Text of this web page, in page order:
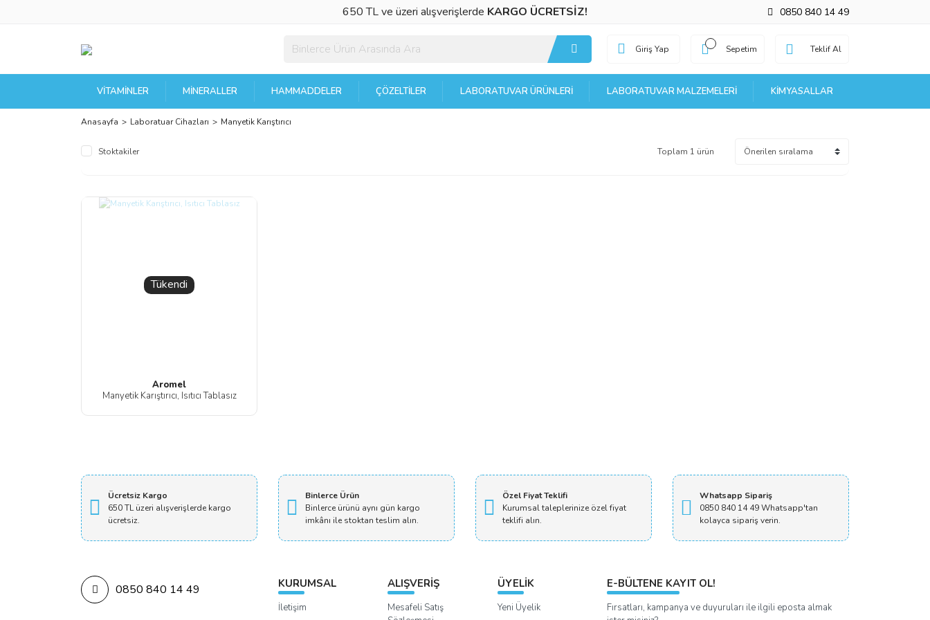
650 TL ve üzeri alışverişlerde KARGO ÜCRETSİZ! 0850 840 14 49
Giriş Yap Sepetim Teklif Al
VITAMINLER MINERALLER HAMMADDELER ÇÖZELTILER LABORATUVAR ÜRÜNLERI LABORATUVAR MALZEMELERI KIMYASALLAR
Anasayfa Laboratuar Cihazları Manyetik Karıştırıcı
Stoktakiler Toplam 1 ürün
Tükendi
Aromel
Manyetik Karıştırıcı, Isıtıcı Tablasız
Ücretsiz Kargo
650 TL üzeri alışverişlerde kargo
ücretsiz.
Binlerce Ürün
Binlerce ürünü aynı gün kargo
imkânı ile stoktan teslim alın.
Özel Fiyat Teklifi
Kurumsal taleplerinize özel fiyat
teklifi alın.
Whatsapp Sipariş
0850 840 14 49 Whatsapp'tan
kolayca sipariş verin.
0850 840 14 49 KURUMSAL
İletişim
ALIŞVERİŞ
Mesafeli Satış
ÜYELİK
Yeni Üyelik
E-BÜLTENE KAYIT OL!
Fırsatları, kampanya ve duyuruları ile ilgili eposta almak